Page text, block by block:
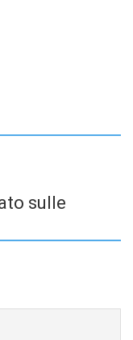
sulle